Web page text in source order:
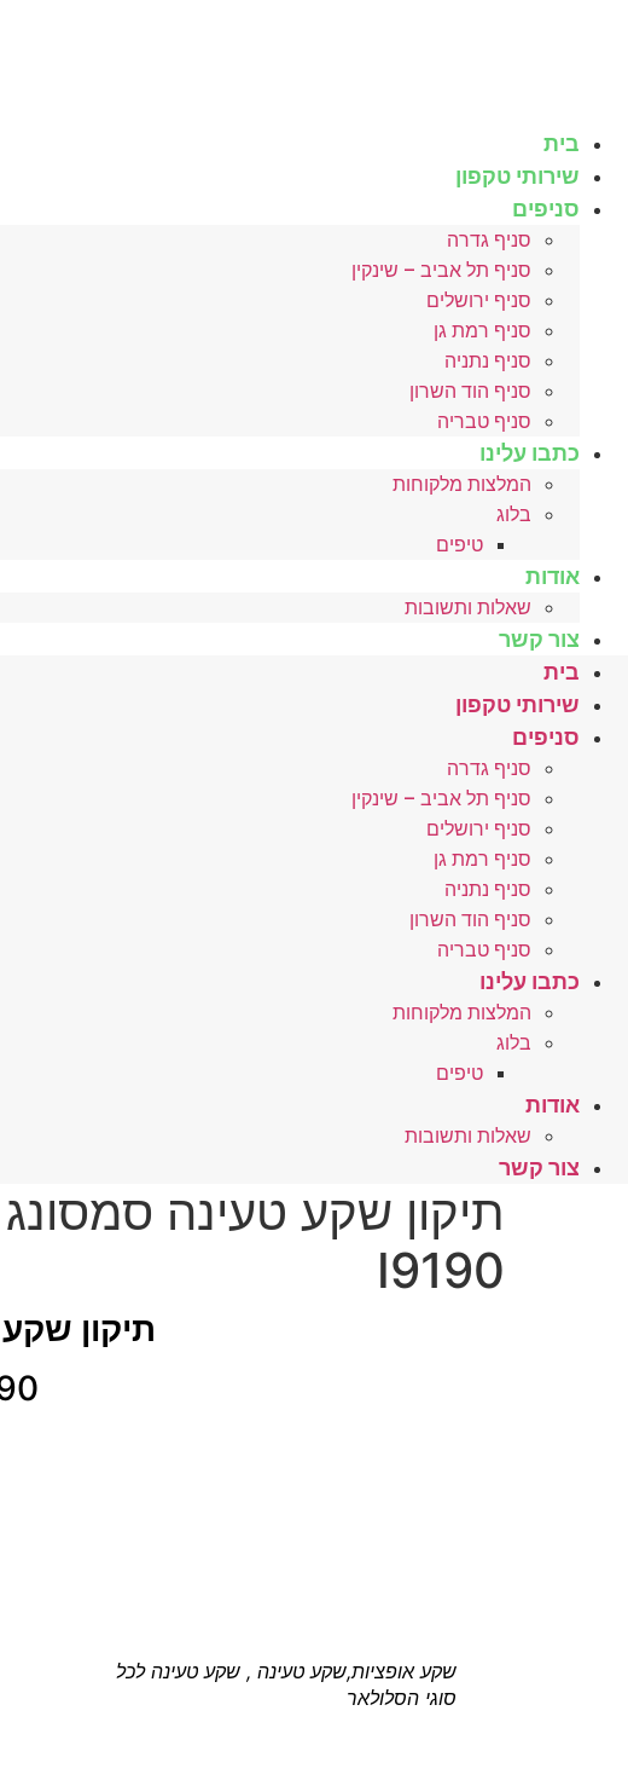
בית
שירותי טקפון
סניפים
סניף גדרה
סניף תל אביב – שינקין
סניף ירושלים
סניף רמת גן
סניף נתניה
סניף הוד השרון
סניף טבריה
כתבו עלינו
המלצות מלקוחות
בלוג
טיפים
אודות
שאלות ותשובות
צור קשר
בית
שירותי טקפון
סניפים
סניף גדרה
סניף תל אביב – שינקין
סניף ירושלים
סניף רמת גן
סניף נתניה
סניף הוד השרון
סניף טבריה
כתבו עלינו
המלצות מלקוחות
בלוג
טיפים
אודות
שאלות ותשובות
צור קשר
I9190
תיקון
שקע אופציות,שקע טעינה , שקע טעינה לכל
סוגי הסלולאר